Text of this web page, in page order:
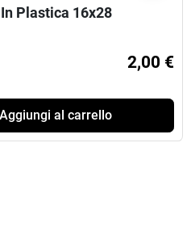
Plastica 16x28
2,00 €
Aggiungi al carrello